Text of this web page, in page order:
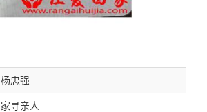
杨忠强
家寻亲人